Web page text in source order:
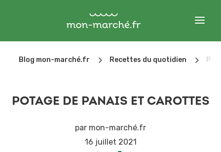
Blog mon-marché.fr 5 Recettes du quotidien 5
POTAGE DE PANAIS ET CAROTTES
par mon-marché.fr
16 juillet 2021